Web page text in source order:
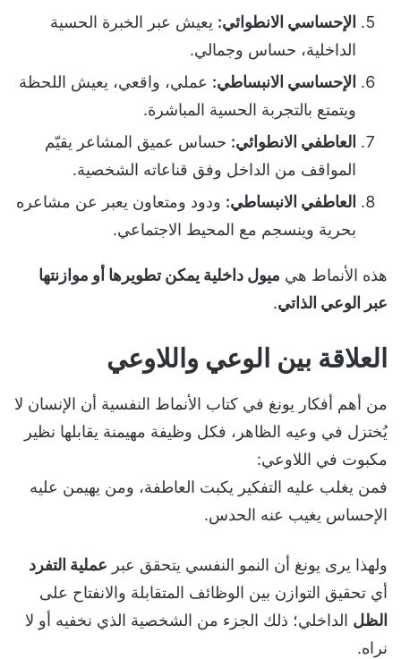
الإحساسي الانطوائي: يعيش عبر الخبرة الحسية
الداخلية، حساس وجمالي.
الإحساسي الانبساطي: عملي، واقعي، يعيش اللحظة
ويتمتع بالتجربة الحسية المباشرة.
العاطفي الانطوائي: حساس عميق المشاعر يقيّم
المواقف من الداخل وفق قناعاته الشخصية.
العاطفي الانبساطي: ودود ومتعاون يعبر عن مشاعره
بحرية وينسجم مع المحيط الاجتماعي.
هذه الأنماط هي ميول داخلية يمكن تطويرها أو موازنتها
عبر الوعي الذاتي.
العلاقة بين الوعي واللاوعي
من أهم أفكار يونغ في كتاب الأنماط النفسية أن الإنسان لا
يُختزل في وعيه الظاهر، فكل وظيفة مهيمنة يقابلها نظير
مكبوت في اللاوعي:
فمن يغلب عليه التفكير يكبت العاطفة، ومن يهيمن عليه
الإحساس يغيب عنه الحدس.
ولهذا يرى يونغ أن النمو النفسي يتحقق عبر عملية التفرد
أي تحقيق التوازن بين الوظائف المتقابلة والانفتاح على
الظل الداخلي؛ ذلك الجزء من الشخصية الذي نخفيه أو لا
نراه.